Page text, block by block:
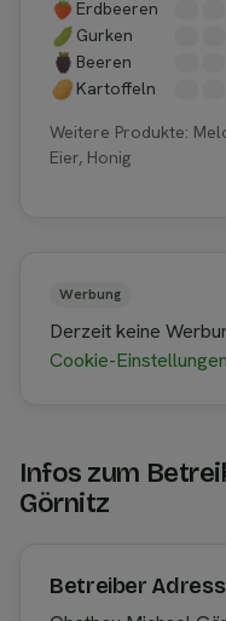
Erdbeeren
Gurken
Beeren
Kartoffeln
Weitere Produkte:
Eier, Honig
Werbung
Derzeit keine
Cookie-
Infos zum
Görnitz
Betreiber